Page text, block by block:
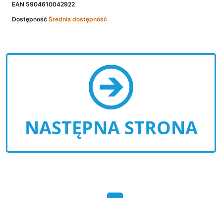
EAN 5904610042922
Dostępność Średnia dostępność
NASTĘPNA STRONA